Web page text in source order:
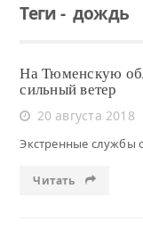
Теги-дождь
На Тюменскую
сильный ветер
20 августа 2018
Экстренные службы
Читать